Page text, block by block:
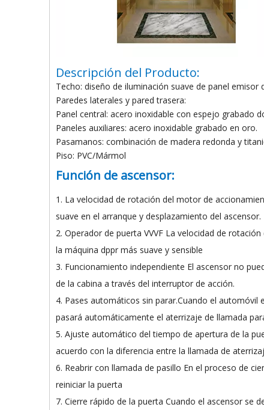
Descripción del Producto:
Techo: diseño de iluminación suave de panel
Paredes laterales y pared trasera:
Panel central: acero inoxidable con espejo grabado
Paneles auxiliares: acero inoxidable grabado en oro.
Pasamanos: combinación de madera redonda y
Piso: PVC/Mármol
Función de ascensor:
1. La velocidad de rotación del motor de
suave en el arranque y desplazamiento del
2. Operador de puerta VVVF La velocidad de
la máquina dppr más suave y sensible
3. Funcionamiento independiente El ascensor no
de la cabina a través del interruptor de acción.
4. Pases automáticos sin parar.Cuando el
pasará automáticamente el aterrizaje de llamada
5. Ajuste automático del tiempo de apertura de la
acuerdo con la diferencia entre la llamada de
6. Reabrir con llamada de pasillo En el proceso de
reiniciar la puerta
7. Cierre rápido de la puerta Cuando el ascensor se